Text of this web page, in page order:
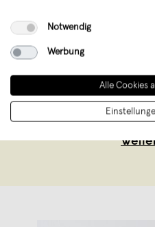
Temperguss und
liebevoller
Unser zeitloses
Wasserrohr
Notwendig
Werbung
Alle Cookies